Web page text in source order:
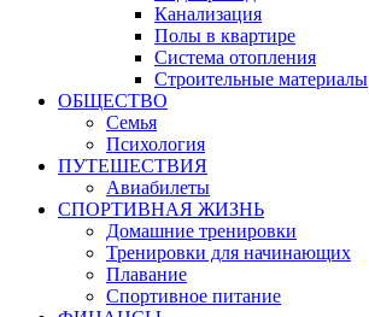
Канализация
Полы в квартире
Система отопления
Строительные материалы
ОБЩЕСТВО
Семья
Психология
ПУТЕШЕСТВИЯ
Авиабилеты
СПОРТИВНАЯ ЖИЗНЬ
Домашние тренировки
Тренировки для начинающих
Плавание
Спортивное питание